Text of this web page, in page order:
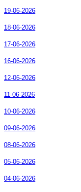
19-06-2026
18-06-2026
17-06-2026
16-06-2026
12-06-2026
11-06-2026
10-06-2026
09-06-2026
08-06-2026
05-06-2026
04-06-2026